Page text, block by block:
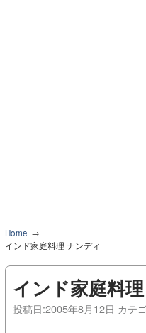
Home
インド家庭料理 ナンディ
インド家庭料
投稿日:2005年8月12日 カテ